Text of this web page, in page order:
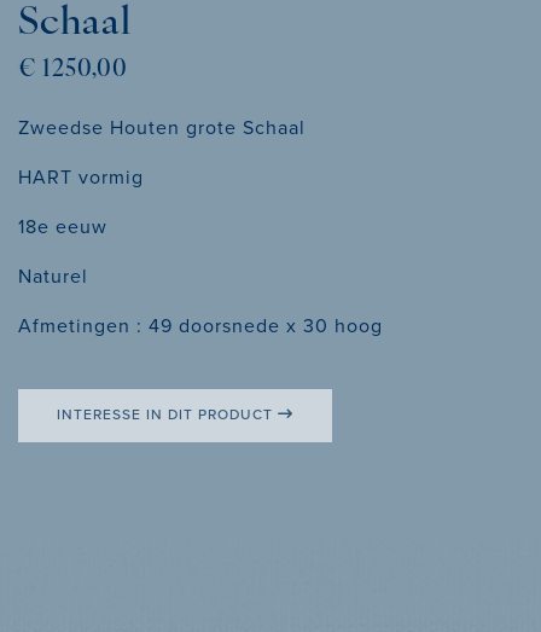
Schaal
€ 1250,00
Zweedse Houten grote Schaal
HART vormig
18e eeuw
Naturel
Afmetingen : 49 doorsnede x 30 hoog
INTERESSE IN DIT PRODUCT